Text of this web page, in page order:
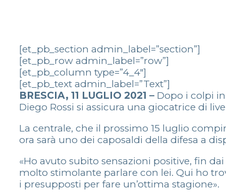
[et_pb_section admin_label=”section”]
[et_pb_row admin_label=”row”]
[et_pb_column type=”4_4″]
[et_pb_text admin_label=”Text”]
BRESCIA, 11 LUGLIO 2021 – Dopo i colpi
Diego Rossi si assicura una giocatrice di
La centrale, che il prossimo 15 luglio
ora sarà uno dei caposaldi della difesa a
«Ho avuto subito sensazioni positive, fin
molto stimolante parlare con lei. Qui ho
i presupposti per fare un’ottima stagione».